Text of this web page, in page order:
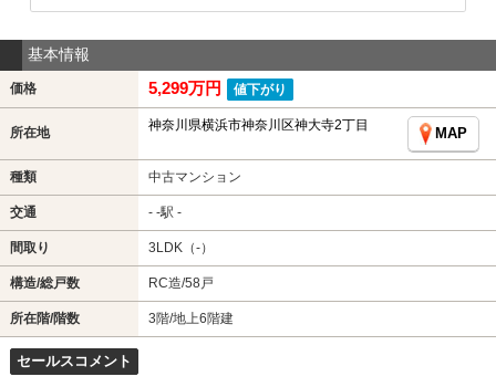
基本情報
価格 5,299万円 値下がり
所在地 神奈川県横浜市神奈川区神大寺2丁目
MAP
種類 中古マンション
交通 - -駅 -
間取り 3LDK（-）
構造/総戸数 RC造/58戸
所在階/階数 3階/地上6階建
セールスコメント